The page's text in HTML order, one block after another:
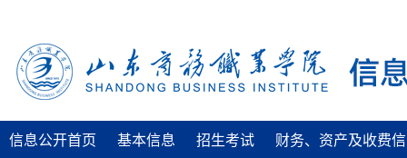
信息公开首页 基本信息 招生考试 财务、资产及收费